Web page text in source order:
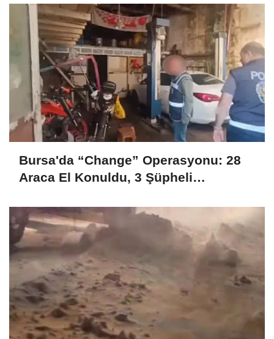
Bursa'da “Change” Operasyonu: 28
Araca El Konuldu, 3 Şüpheli